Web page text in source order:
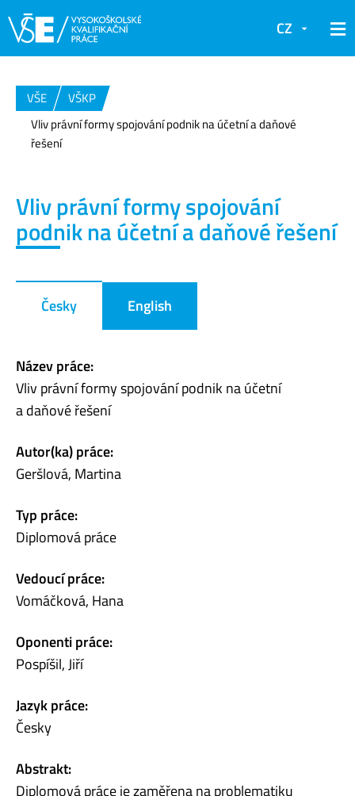
CZ
VŠE
VŠKP
Vliv právní formy spojování podnik na účetní a daňové
řešení
Vliv právní formy spojování
podnik na účetní a daňové řešení
Česky English
Název práce:
Vliv právní formy spojování podnik na účetní
a daňové řešení
Autor(ka) práce:
Geršlová, Martina
Typ práce:
Diplomová práce
Vedoucí práce:
Vomáčková, Hana
Oponenti práce:
Pospíšil, Jiří
Jazyk práce:
Česky
Abstrakt:
Diplomová práce je zaměřena na problematiku